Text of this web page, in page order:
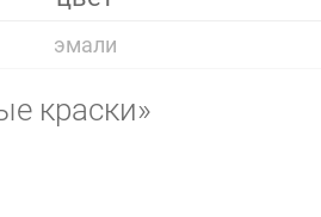
эмали
краски»